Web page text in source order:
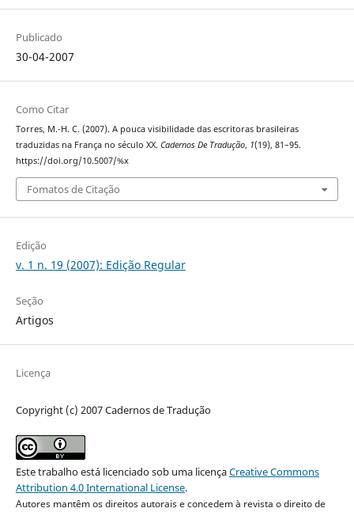
Publicado
30-04-2007
Como Citar
Torres, M.-H. C. (2007). A pouca visibilidade das escritoras brasileiras
traduzidas na França no século XX. Cadernos De Tradução, 1(19), 81–95.
https://doi.org/10.5007/%x
Fomatos de Citação
Edição
v. 1 n. 19 (2007): Edição Regular
Seção
Artigos
Licença
Copyright (c) 2007 Cadernos de Tradução
Este trabalho está licenciado sob uma licençaCreative Commons
Attribution 4.0 International License.
Autores mantêm os direitos autorais e concedem à revista o direito de